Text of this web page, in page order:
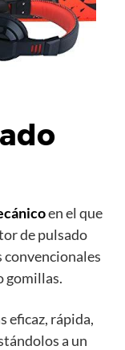
en el que
de pulsado
gomillas.
eficaz, rápida,
a un